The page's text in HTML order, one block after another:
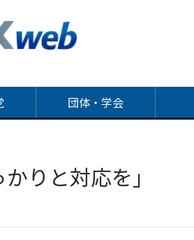
団体・学会
かりと対応を」